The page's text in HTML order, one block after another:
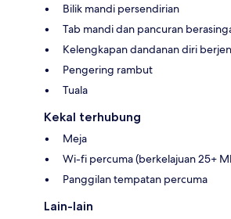
Bilik mandi persendirian
Tab mandi dan pancuran
Kelengkapan dandanan diri
Pengering rambut
Tuala
Kekal terhubung
Meja
Wi-fi percuma (berkelajuan 25+
Panggilan tempatan percuma
Lain-lain